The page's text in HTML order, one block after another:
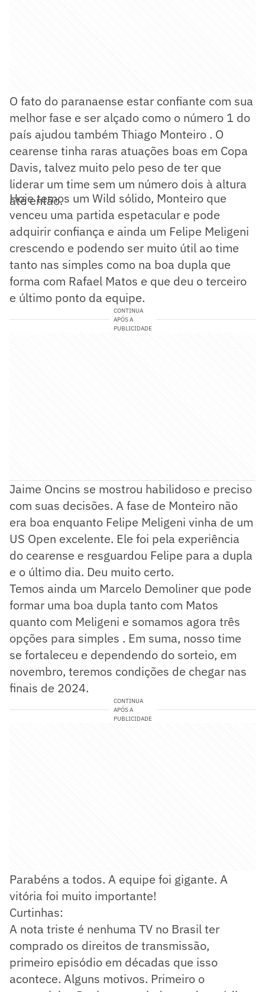
O fato do paranaense estar confiante com sua
melhor fase e ser alçado como o número 1 do
país ajudou também Thiago Monteiro . O
cearense tinha raras atuações boas em Copa
Davis, talvez muito pelo peso de ter que
liderar um time sem um número dois à altura
até então.
Hoje temos um Wild sólido, Monteiro que
venceu uma partida espetacular e pode
adquirir confiança e ainda um Felipe Meligeni
crescendo e podendo ser muito útil ao time
tanto nas simples como na boa dupla que
forma com Rafael Matos e que deu o terceiro
e último ponto da equipe.
CONTINUA
APÓS A
PUBLICIDADE
Jaime Oncins se mostrou habilidoso e preciso
com suas decisões. A fase de Monteiro não
era boa enquanto Felipe Meligeni vinha de um
US Open excelente. Ele foi pela experiência
do cearense e resguardou Felipe para a dupla
e o último dia. Deu muito certo.
Temos ainda um Marcelo Demoliner que pode
formar uma boa dupla tanto com Matos
quanto com Meligeni e somamos agora três
opções para simples . Em suma, nosso time
se fortaleceu e dependendo do sorteio, em
novembro, teremos condições de chegar nas
finais de 2024.
CONTINUA
APÓS A
PUBLICIDADE
Parabéns a todos. A equipe foi gigante. A
vitória foi muito importante!
Curtinhas:
A nota triste é nenhuma TV no Brasil ter
comprado os direitos de transmissão,
primeiro episódio em décadas que isso
acontece. Alguns motivos. Primeiro o